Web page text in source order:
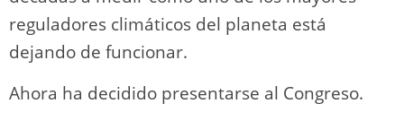
reguladores climáticos del planeta está
dejando de funcionar.
Ahora ha decidido presentarse al Congreso.